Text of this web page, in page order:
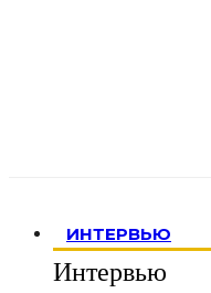
ИНТЕРВЬЮ
Интервью